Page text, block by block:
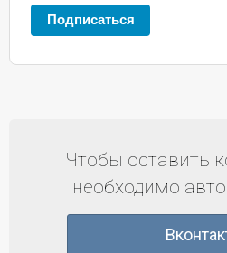
Подписаться
Чтобы оставить
необходимо